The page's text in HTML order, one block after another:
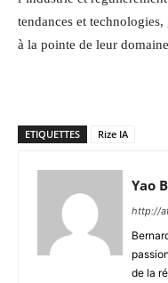
tendances et
à la pointe de leur
ETIQUETTES Rize IA
Yao
http://
de la